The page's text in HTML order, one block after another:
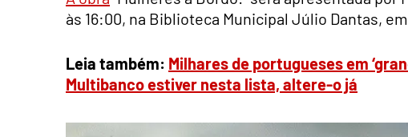
às 16:00, na Biblioteca Municipal Júlio Dantas,
Leia também: Milhares de portugueses em
Multibanco estiver nesta lista, altere-o já